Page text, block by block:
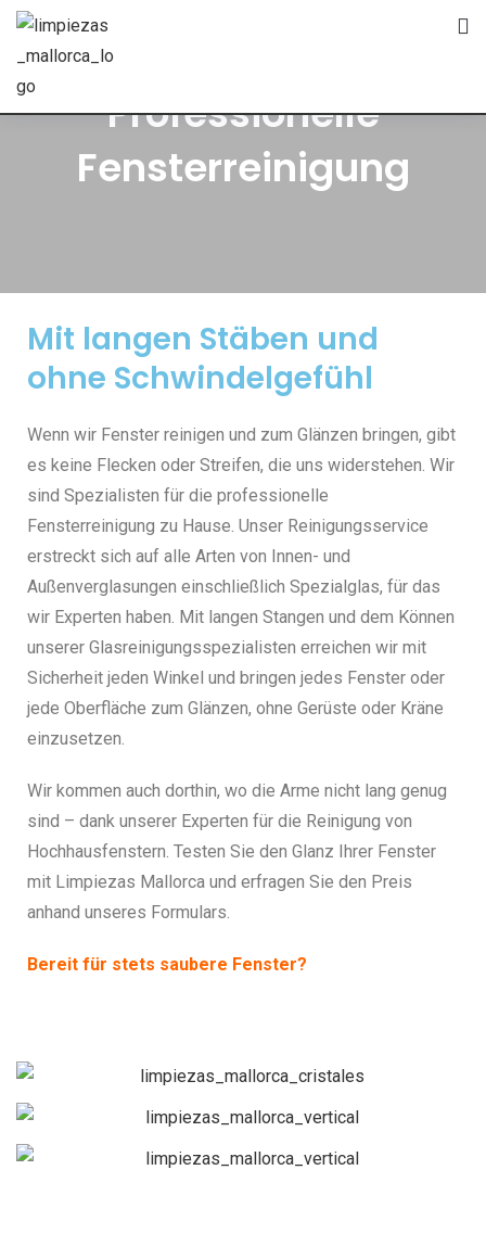
Professionelle
Fensterreinigung
Mit langen Stäben und
ohne Schwindelgefühl
Wenn wir Fenster reinigen und zum Glänzen bringen, gibt
es keine Flecken oder Streifen, die uns widerstehen. Wir
sind Spezialisten für die professionelle
Fensterreinigung zu Hause. Unser Reinigungsservice
erstreckt sich auf alle Arten von Innen- und
Außenverglasungen einschließlich Spezialglas, für das
wir Experten haben. Mit langen Stangen und dem Können
unserer Glasreinigungsspezialisten erreichen wir mit
Sicherheit jeden Winkel und bringen jedes Fenster oder
jede Oberfläche zum Glänzen, ohne Gerüste oder Kräne
einzusetzen.
Wir kommen auch dorthin, wo die Arme nicht lang genug
sind – dank unserer Experten für die Reinigung von
Hochhausfenstern. Testen Sie den Glanz Ihrer Fenster
mit Limpiezas Mallorca und erfragen Sie den Preis
anhand unseres Formulars.
Bereit für stets saubere Fenster?